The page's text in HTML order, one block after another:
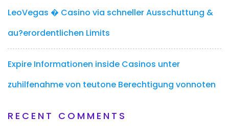
LeoVegas � Casino via schneller Ausschuttung &
au?erordentlichen Limits
Expire Informationen inside Casinos unter
zuhilfenahme von teutone Berechtigung vonnoten
RECENT COMMENTS